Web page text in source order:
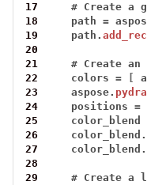
17
# Create a
18
path =
19
path.
20
21
# Create an
22
colors =
23
aspose.
24
positions =
25
color_blend
26
color_blend.
27
color_blend.
28
29
# Create a